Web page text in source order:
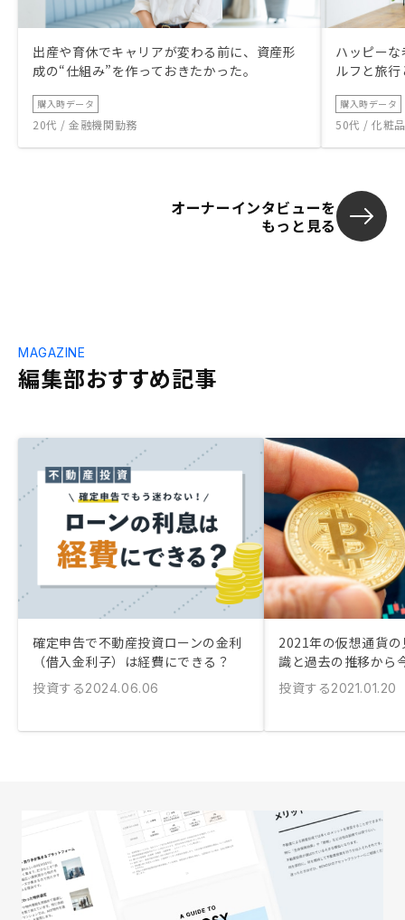
出産や育休でキャリアが変わる前に、資産形
成の“仕組み”を作っておきたかった。
購入時データ
20代 / 金融機関勤務
ハッピー
ルフと旅
購入時データ
50代 / 化粧
オーナーインタビューを
もっと見る
編集部おすすめ記事
MAGAZINE
確定申告で不動産投資ローンの金利
（借入金利子）は経費にできる？
投資する2024.06.06
2021年の仮想通貨
識と過去の推移から
投資する2021.01.20